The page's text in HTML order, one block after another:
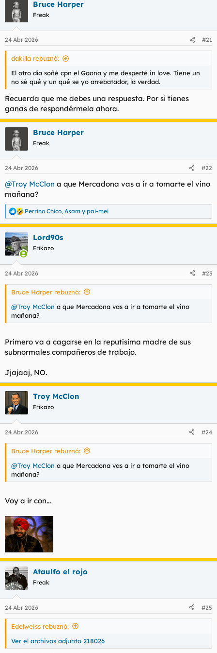
e
s
Bruce Harper
Freak
24 Abr 2026 #21
dakilla rebuznó:
El otro día soñé cpn el Gaona y me desperté in love. Tiene un
no sé qué y un qué se yo arrebatador, la verdad.
Recuerda que me debes una respuesta. Por si tienes
ganas de respondérmela ahora.
Bruce Harper
Freak
24 Abr 2026 #22
@Troy McClon a que Mercadona vas a ir a tomarte el vino
mañana?
R
e
a
c
c
i
e
s
Perrino Chico, Asam y pai-mei
Lord90s
Frikazo
24 Abr 2026 #23
Bruce Harper rebuznó:
@Troy McClon a que Mercadona vas a ir a tomarte el vino
mañana?
Primero va a cagarse en la reputísima madre de sus
subnormales compañeros de trabajo.
Jjajaaj, NO.
Troy McClon
Frikazo
24 Abr 2026 #24
Bruce Harper rebuznó:
@Troy McClon a que Mercadona vas a ir a tomarte el vino
mañana?
Voy a ir con...
Ataulfo el rojo
Freak
24 Abr 2026 #25
Edelweiss rebuznó:
Ver el archivos adjunto 218026